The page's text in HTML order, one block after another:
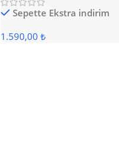
Sepette Ekstra indirim
1.590,00 ₺